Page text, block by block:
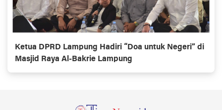
Ketua DPRD Lampung Hadiri “Doa untuk Negeri” di
Masjid Raya Al-Bakrie Lampung